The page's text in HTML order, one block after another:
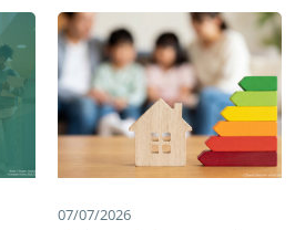
07/07/2026